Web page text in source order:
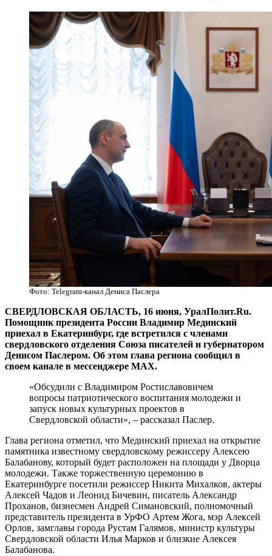
Фото: Telegram-канал Дениса Паслера
СВЕРДЛОВСКАЯ ОБЛАСТЬ, 16 июня, УралПолит.Ru.
Помощник президента России Владимир Мединский
приехал в Екатеринбург, где встретился с членами
свердловского отделения Союза писателей и губернатором
Денисом Паслером. Об этом глава региона сообщил в
своем канале в мессенджере MAX.
«Обсудили с Владимиром Ростиславовичем
вопросы патриотического воспитания молодежи и
запуск новых культурных проектов в
Свердловской области», – рассказал Паслер.
Глава региона отметил, что Мединский приехал на открытие
памятника известному свердловскому режиссеру Алексею
Балабанову, который будет расположен на площади у Дворца
молодежи. Также торжественную церемонию в
Екатеринбурге посетили режиссер Никита Михалков, актеры
Алексей Чадов и Леонид Бичевин, писатель Александр
Проханов, бизнесмен Андрей Симановский, полномочный
представитель президента в УрФО Артем Жога, мэр Алексей
Орлов, замглавы города Рустам Галямов, министр культуры
Свердловской области Илья Марков и близкие Алексея
Балабанова.